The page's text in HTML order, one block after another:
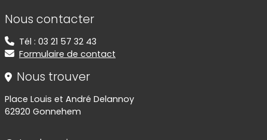
Informations de contact
Nous contacter
Tél : 03 21 57 32 43
Formulaire de contact
Nous trouver
Place Louis et André Delannoy
62920 Gonnehem